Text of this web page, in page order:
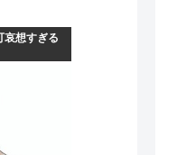
哀想すぎる